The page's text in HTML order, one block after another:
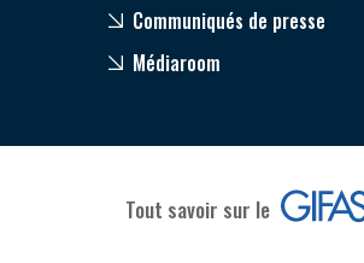
Communiqués de presse
Médiaroom
Tout savoir sur le